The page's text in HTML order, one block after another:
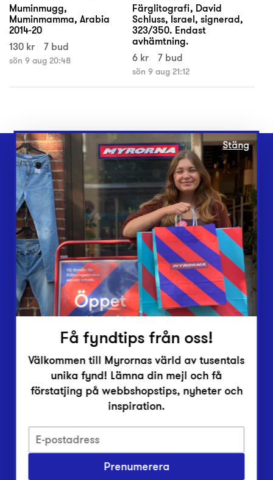
Muminmugg,
Muminmamma, Arabia
2014-20
130 kr
7 bud
sön 9 aug 20:48
Färglitografi, David
Schluss, Israel, signerad,
323/350. Endast
avhämtning.
6 kr
7 bud
sön 9 aug 21:12
Webbshop
Butiker
Lämna in
Vårt överskott
Inlämningsplatser
Om Myrorna
Lediga jobb
Pressrum
Integritetsskyddspolicy
Har du frågor om onlineköp, leverans eller retur?
Stäng
Få fyndtips från oss!
Välkommen till Myrornas värld av tusentals
unika fynd! Lämna din mejl och få
förstatjing på webbshopstips, nyheter och
inspiration.
Prenumerera